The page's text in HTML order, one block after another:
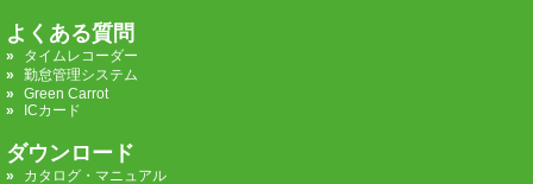
よくある質問
タイムレコーダー
勤怠管理システム
Green Carrot
ICカード
ダウンロード
カタログ・マニュアル